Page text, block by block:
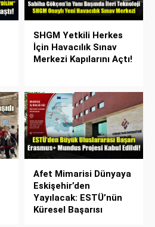
SHGM Yetkili Herkes
İçin Havacılık Sınav
Merkezi Kapılarını Açtı!
Afet Mimarisi Dünyaya
Eskişehir’den
Yayılacak: ESTÜ’nün
Küresel Başarısı